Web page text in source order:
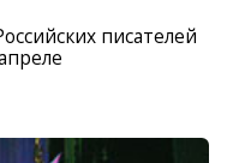
писателей